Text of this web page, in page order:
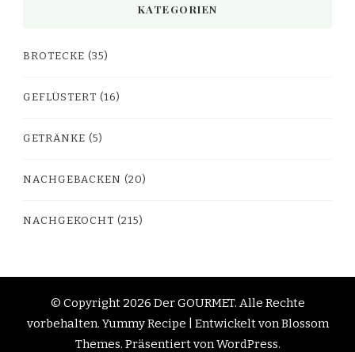
KATEGORIEN
BROTECKE (35)
GEFLÜSTERT (16)
GETRÄNKE (5)
NACHGEBACKEN (20)
NACHGEKOCHT (215)
© Copyright 2026 Der GOURMET. Alle Rechte
vorbehalten.Yummy Recipe | Entwickelt vonBlossom
Themes. Präsentiert vonWordPress.